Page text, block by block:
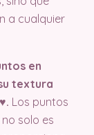
a cualquier
en
textura
Los puntos
solo es